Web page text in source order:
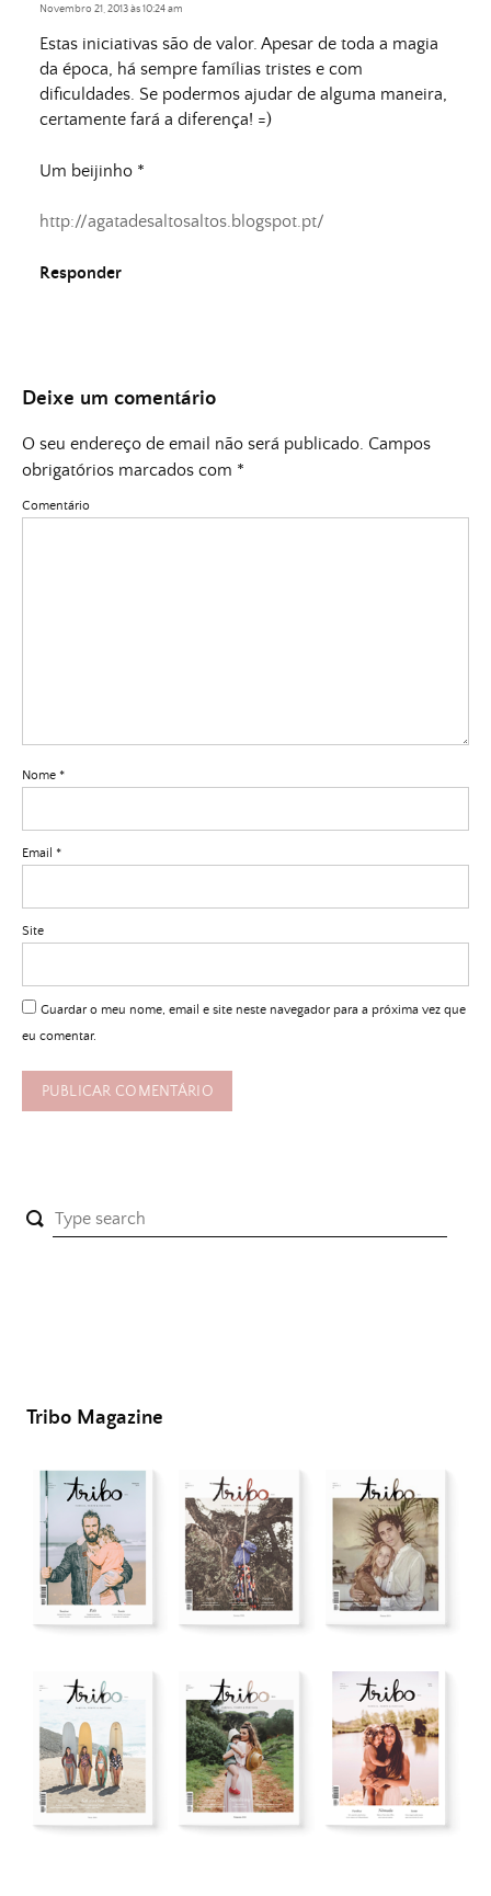
Novembro 21, 2013 às 10:24 am
Estas iniciativas são de valor. Apesar de toda a magia
da época, há sempre famílias tristes e com
dificuldades. Se podermos ajudar de alguma maneira,
certamente fará a diferença! =)
Um beijinho *
http://agatadesaltosaltos.blogspot.pt/
Responder
Deixe um comentário
O seu endereço de email não será publicado. Campos
obrigatórios marcados com *
Comentário
Nome *
Email *
Site
Guardar o meu nome, email e site neste navegador para a próxima vez que
eu comentar.
Tribo Magazine